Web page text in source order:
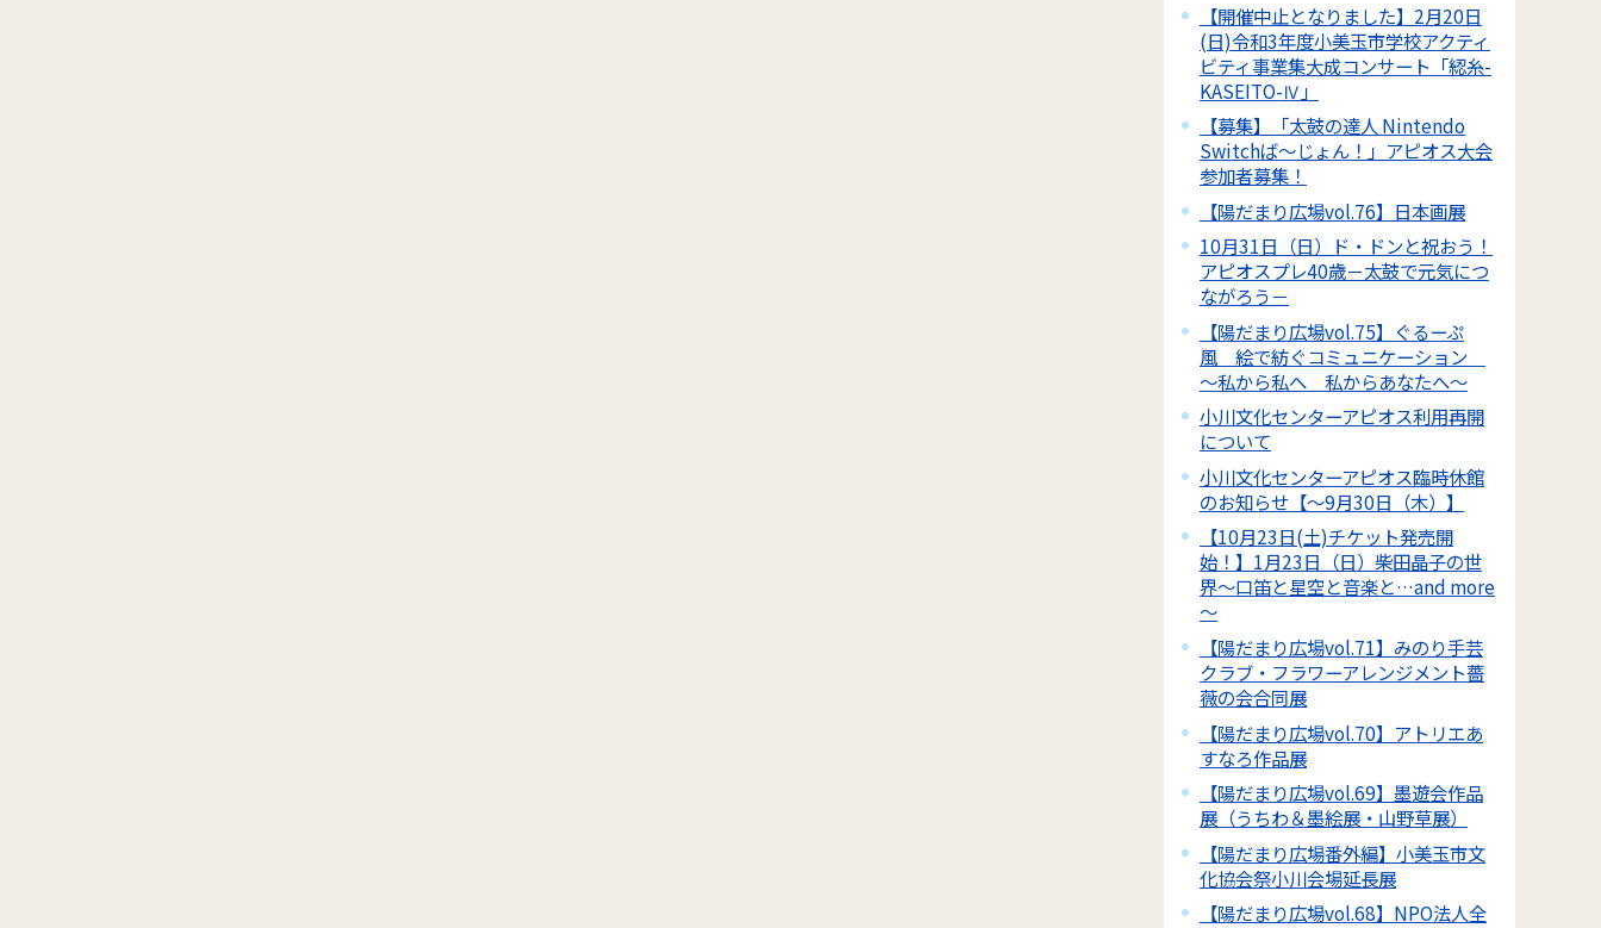
【開催中止となりました】2月20日
(日)令和3年度小美玉市学校アクティ
ビティ事業集大成コンサート「綛糸-
KASEITO-Ⅳ」
【募集】「太鼓の達人 Nintendo
Switchば～じょん！」アピオス大会
参加者募集！
【陽だまり広場vol.76】日本画展
10月31日（日）ド・ドンと祝おう！
アピオスプレ40歳－太鼓で元気につ
ながろう－
【陽だまり広場vol.75】ぐるーぷ
風 絵で紡ぐコミュニケーション
～私から私へ 私からあなたへ～
小川文化センターアピオス利用再開
について
小川文化センターアピオス臨時休館
のお知らせ【～9月30日（木）】
【10月23日(土)チケット発売開
始！】1月23日（日）柴田晶子の世
界～口笛と星空と音楽と…and more
～
【陽だまり広場vol.71】みのり手芸
クラブ・フラワーアレンジメント薔
薇の会合同展
【陽だまり広場vol.70】アトリエあ
すなろ作品展
【陽だまり広場vol.69】墨遊会作品
展（うちわ＆墨絵展・山野草展）
【陽だまり広場番外編】小美玉市文
化協会祭小川会場延長展
【陽だまり広場vol.68】NPO法人全